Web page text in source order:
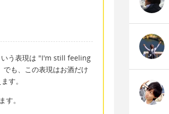
いう表現は "I'm still feeling
も、この表現はお酒だけ
す。
。